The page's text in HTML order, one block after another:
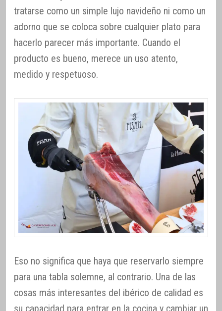
tratarse como un simple lujo navideño ni como un
adorno que se coloca sobre cualquier plato para
hacerlo parecer más importante. Cuando el
producto es bueno, merece un uso atento,
medido y respetuoso.
Eso no significa que haya que reservarlo siempre
para una tabla solemne, al contrario. Una de las
cosas más interesantes del ibérico de calidad es
su capacidad para entrar en la cocina y cambiar un